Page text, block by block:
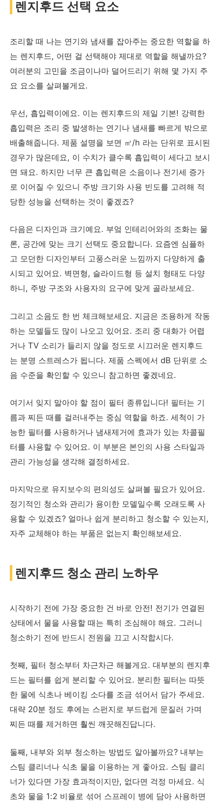
렌지후드 선택 요소
조리할 때 나는 연기와 냄새를 잡아주는 중요한 역할을 하
는 렌지후드, 어떤 걸 선택해야 제대로 역할을 해낼까요?
여러분의 고민을 조금이나마 덜어드리기 위해 몇 가지 주
요 요소를 살펴볼게요.
우선, 흡입력이에요. 이는 렌지후드의 제일 기본! 강력한
흡입력은 조리 중 발생하는 연기나 냄새를 빠르게 밖으로
배출해줍니다. 제품 설명을 보면 ㎥/h 라는 단위로 표시된
경우가 많은데요, 이 수치가 클수록 흡입력이 세다고 보시
면 돼요. 하지만 너무 큰 흡입력은 소음이나 전기세 증가
로 이어질 수 있으니 주방 크기와 사용 빈도를 고려해 적
당한 성능을 선택하는 것이 좋겠죠?
다음은 디자인과 크기예요. 부엌 인테리어와의 조화는 물
론, 공간에 맞는 크기 선택도 중요합니다. 요즘엔 심플하
고 모던한 디자인부터 고풍스러운 느낌까지 다양하게 출
시되고 있어요. 벽면형, 슬라이드형 등 설치 형태도 다양
하니, 주방 구조와 사용자의 요구에 맞게 골라보세요.
그리고 소음도 한 번 체크해보세요. 지금은 조용하게 작동
하는 모델들도 많이 나오고 있어요. 조리 중 대화가 어렵
거나 TV 소리가 들리지 않을 정도로 시끄러운 렌지후드
는 분명 스트레스가 됩니다. 제품 스펙에서 dB 단위로 소
음 수준을 확인할 수 있으니 참고하면 좋겠네요.
여기서 잊지 말아야 할 점이 필터 종류입니다! 필터는 기
름과 찌든 때를 걸러내주는 중심 역할을 하죠. 세척이 가
능한 필터를 사용하거나 냄새제거에 효과가 있는 차콜필
터를 사용할 수 있어요. 이 부분은 본인의 사용 스타일과
관리 가능성을 생각해 결정하세요.
마지막으로 유지보수의 편의성도 살펴볼 필요가 있어요.
정기적인 청소와 관리가 용이한 모델일수록 오래도록 사
용할 수 있겠죠? 얼마나 쉽게 분리하고 청소할 수 있는지,
자주 교체해야 하는 부품은 없는지 확인해보세요.
렌지후드 청소 관리 노하우
시작하기 전에 가장 중요한 건 바로 안전! 전기가 연결된
상태에서 물을 사용할 때는 특히 조심해야 해요. 그러니
청소하기 전에 반드시 전원을 끄고 시작합시다.
첫째, 필터 청소부터 차근차근 해볼게요. 대부분의 렌지후
드는 필터를 쉽게 분리할 수 있어요. 분리한 필터는 따뜻
한 물에 식초나 베이킹 소다를 조금 섞어서 담가 주세요.
대략 20분 정도 후에는 스펀지로 부드럽게 문질러 가며
찌든 때를 제거하면 훨씬 깨끗해진답니다.
둘째, 내부와 외부 청소하는 방법도 알아볼까요? 내부는
스팀 클리너나 식초 물을 이용하는 게 좋아요. 스팀 클리
너가 있다면 가장 효과적이지만, 없다면 걱정 마세요. 식
초와 물을 1:2 비율로 섞어 스프레이 병에 담아 사용하면